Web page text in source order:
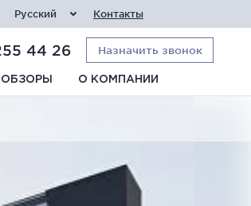
Русский Контакты
44 26 Назначить звонок
О КОМПАНИИ